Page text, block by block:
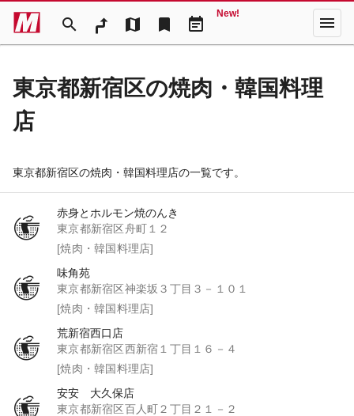
search map bookmark event_note
New! menu
東京都新宿区の焼肉・韓国料理
店
東京都新宿区の焼肉・韓国料理店の一覧です。
赤身とホルモン焼のんき
東京都新宿区舟町１２
[焼肉・韓国料理店]
味角苑
東京都新宿区神楽坂３丁目３－１０１
[焼肉・韓国料理店]
荒新宿西口店
東京都新宿区西新宿１丁目１６－４
[焼肉・韓国料理店]
安安 大久保店
東京都新宿区百人町２丁目２１－２